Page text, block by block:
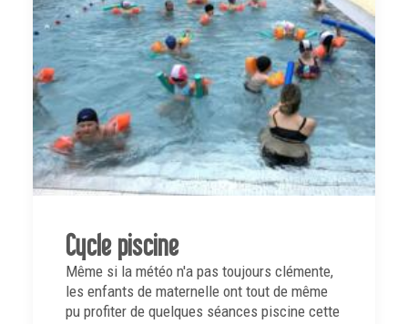
Cycle piscine
Même si la météo n'a pas toujours clémente,
les enfants de maternelle ont tout de même
pu profiter de quelques séances piscine cette